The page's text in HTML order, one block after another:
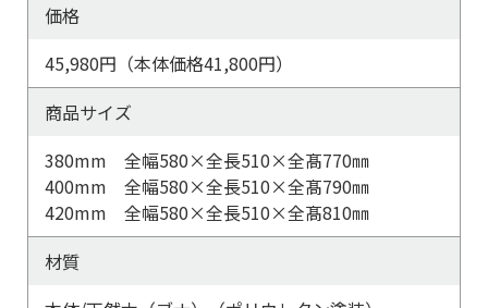
価格
45,980円（本体価格41,800円）
商品サイズ
380mm 全幅580×全長510×全髙770㎜
400mm 全幅580×全長510×全髙790㎜
420mm 全幅580×全長510×全髙810㎜
材質